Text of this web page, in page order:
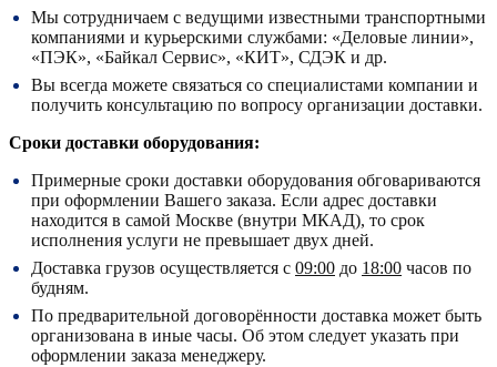
Мы сотрудничаем с ведущими известными транспортными
компаниями и курьерскими службами: «Деловые линии»,
«ПЭК», «Байкал Сервис», «КИТ», СДЭК и др.
Вы всегда можете связаться со специалистами компании и
получить консультацию по вопросу организации доставки.
Сроки доставки оборудования:
Примерные сроки доставки оборудования обговариваются
при оформлении Вашего заказа. Если адрес доставки
находится в самой Москве (внутри МКАД), то срок
исполнения услуги не превышает двух дней.
Доставка грузов осуществляется с 09:00 до 18:00 часов по
будням.
По предварительной договорённости доставка может быть
организована в иные часы. Об этом следует указать при
оформлении заказа менеджеру.